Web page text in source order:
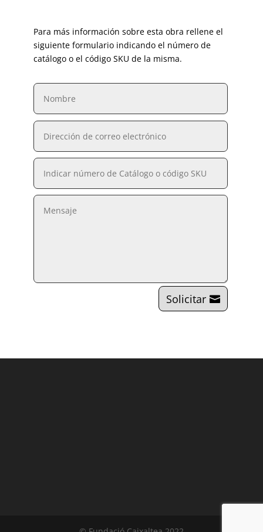
Para más información sobre esta obra rellene el
siguiente formulario indicando el número de
catálogo o el código SKU de la misma.
Solicitar